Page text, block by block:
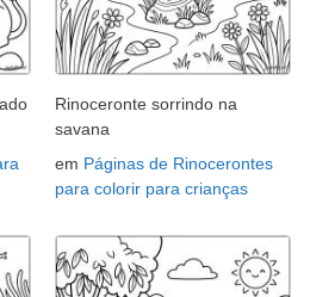
Rinoceronte sorrindo na
savana
em Páginas de Rinocerontes
para colorir para crianças